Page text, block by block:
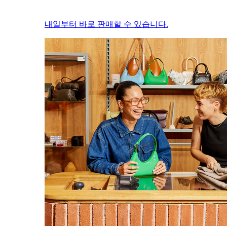
내일부터 바로 판매할 수 있습니다.